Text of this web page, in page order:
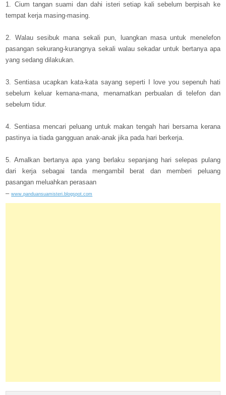
1. Cium tangan suami dan dahi isteri setiap kali sebelum berpisah ke
tempat kerja masing-masing.
2. Walau sesibuk mana sekali pun, luangkan masa untuk menelefon
pasangan sekurang-kurangnya sekali walau sekadar untuk bertanya apa
yang sedang dilakukan.
3. Sentiasa ucapkan kata-kata sayang seperti I love you sepenuh hati
sebelum keluar kemana-mana, menamatkan perbualan di telefon dan
sebelum tidur.
4. Sentiasa mencari peluang untuk makan tengah hari bersama kerana
pastinya ia tiada gangguan anak-anak jika pada hari berkerja.
5. Amalkan bertanya apa yang berlaku sepanjang hari selepas pulang
dari kerja sebagai tanda mengambil berat dan memberi peluang
pasangan meluahkan perasaan
–www.panduansuamisteri.blogspot.com